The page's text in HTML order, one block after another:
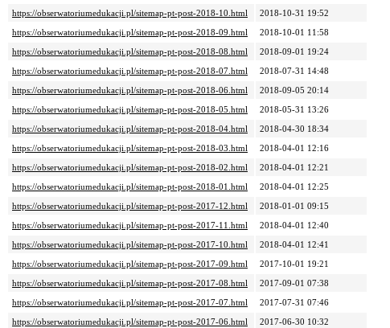
https://obserwatoriumedukacji.pl/sitemap-pt-post-2018-10.html
2018-10-31 19:52
https://obserwatoriumedukacji.pl/sitemap-pt-post-2018-09.html
2018-10-01 11:58
https://obserwatoriumedukacji.pl/sitemap-pt-post-2018-08.html
2018-09-01 19:24
https://obserwatoriumedukacji.pl/sitemap-pt-post-2018-07.html
2018-07-31 14:48
https://obserwatoriumedukacji.pl/sitemap-pt-post-2018-06.html
2018-09-05 20:14
https://obserwatoriumedukacji.pl/sitemap-pt-post-2018-05.html
2018-05-31 13:26
https://obserwatoriumedukacji.pl/sitemap-pt-post-2018-04.html
2018-04-30 18:34
https://obserwatoriumedukacji.pl/sitemap-pt-post-2018-03.html
2018-04-01 12:16
https://obserwatoriumedukacji.pl/sitemap-pt-post-2018-02.html
2018-04-01 12:21
https://obserwatoriumedukacji.pl/sitemap-pt-post-2018-01.html
2018-04-01 12:25
https://obserwatoriumedukacji.pl/sitemap-pt-post-2017-12.html
2018-01-01 09:15
https://obserwatoriumedukacji.pl/sitemap-pt-post-2017-11.html
2018-04-01 12:40
https://obserwatoriumedukacji.pl/sitemap-pt-post-2017-10.html
2018-04-01 12:41
https://obserwatoriumedukacji.pl/sitemap-pt-post-2017-09.html
2017-10-01 19:21
https://obserwatoriumedukacji.pl/sitemap-pt-post-2017-08.html
2017-09-01 07:38
https://obserwatoriumedukacji.pl/sitemap-pt-post-2017-07.html
2017-07-31 07:46
https://obserwatoriumedukacji.pl/sitemap-pt-post-2017-06.html
2017-06-30 10:32